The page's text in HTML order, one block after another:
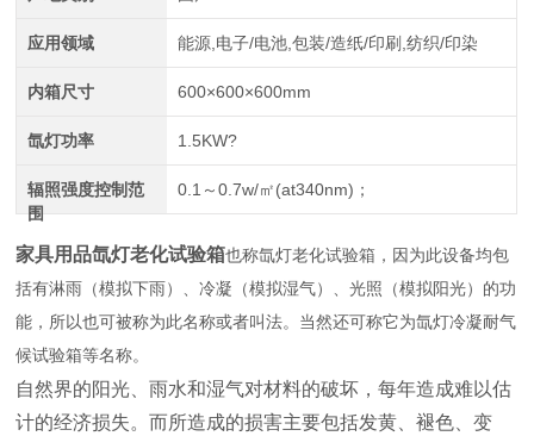
应用领域 能源,电子/电池,包装/造纸/印刷,纺织/印染
内箱尺寸 600×600×600mm
氙灯功率 1.5KW?
辐照强度控制范
围
0.1～0.7w/㎡(at340nm)；
家具用品氙灯老化试验箱也称氙灯老化试验箱，因为此设备均包
括有淋雨（模拟下雨）、冷凝（模拟湿气）、光照（模拟阳光）的功
能，所以也可被称为此名称或者叫法。当然还可称它为氙灯冷凝耐气
候试验箱等名称。
自然界的阳光、雨水和湿气对材料的破坏，每年造成难以估
计的经济损失。而所造成的损害主要包括发黄、褪色、变